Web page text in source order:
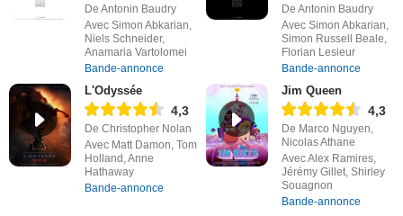
De Antonin Baudry
Avec Simon Abkarian,
Niels Schneider,
Anamaria Vartolomei
Bande-annonce
De Antonin Baudry
Avec Simon Abkarian,
Simon Russell Beale,
Florian Lesieur
Bande-annonce
L'Odyssée
4,3
De Christopher Nolan
Avec Matt Damon, Tom
Holland, Anne
Hathaway
Bande-annonce
Jim Queen
4,3
De Marco Nguyen,
Nicolas Athane
Avec Alex Ramires,
Jérémy Gillet, Shirley
Souagnon
Bande-annonce